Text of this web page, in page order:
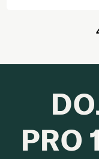
PRO